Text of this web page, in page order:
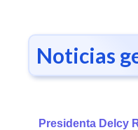
Noticias
Presidenta Delcy